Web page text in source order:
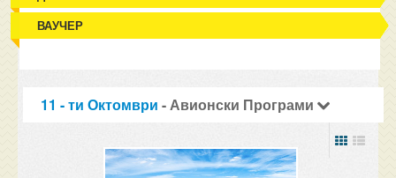
ВАУЧЕР
11 - ти Октомври - Авионски Програми